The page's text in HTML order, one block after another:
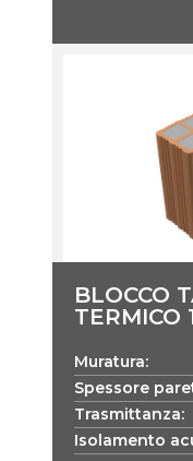
BLOCCO
TERMICO
Muratura:
Spessore
Trasmittanza:
Isolamento